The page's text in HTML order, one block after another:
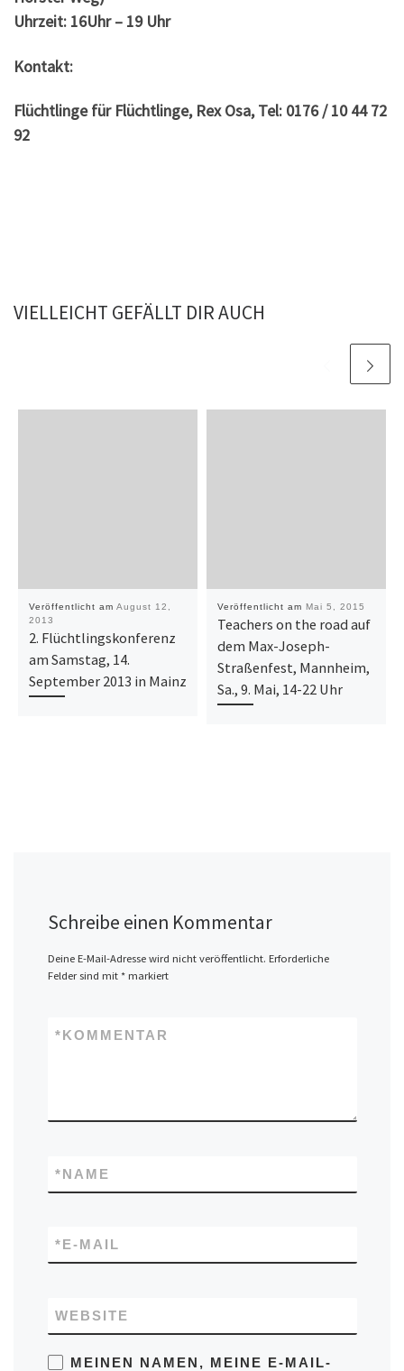
Uhrzeit: 16Uhr – 19 Uhr
Kontakt:
Flüchtlinge für Flüchtlinge, Rex Osa, Tel: 0176 / 10 44 72
92
VIELLEICHT GEFÄLLT DIR AUCH
Veröffentlicht am August 12,
2013
2. Flüchtlingskonferenz
am Samstag, 14.
September 2013 in Mainz
Veröffentlicht am Mai 5, 2015
Teachers on the road auf
dem Max-Joseph-
Straßenfest, Mannheim,
Sa., 9. Mai, 14-22 Uhr
Schreibe einen Kommentar
Deine E-Mail-Adresse wird nicht veröffentlicht. Erforderliche
Felder sind mit *markiert
KOMMENTAR
*
NAME
*
E-MAIL
*
WEBSITE
MEINEN NAMEN, MEINE E-MAIL-